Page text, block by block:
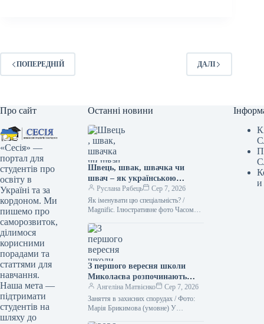
ПОПЕРЕДНІЙ ДАЛІ
Про сайт
«Сесія» —
портал для
студентів про
освіту в
Україні та за
кордоном. Ми
пишемо про
саморозвиток,
ділимося
корисними
порадами та
статтями для
навчання.
Наша мета —
підтримати
студентів на
шляху до
Останні новини
Швець, швак, швачка чи
швач – як українською
назвати чоловіка, який шиє
одяг
Руслана Рябець
Сер 7, 2026
Як іменувати цю спеціальність? /
Magnific. Ілюстративне фото Часом
шиттям, – це просто “швачки”.
Однак…
З першого вересня школи
Миколаєва розпочинають
навчання, але уроки
проводитимуться виключно в
приміщеннях сховищ.
Ангеліна Матвієнко
Сер 7, 2026
Заняття в захисних спорудах / Фото:
Марія Брикимова (умовне) У
и